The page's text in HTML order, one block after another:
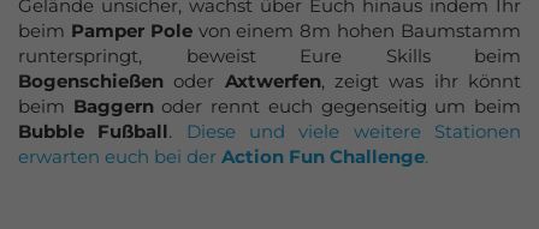
Gelände unsicher, wachst über Euch hinaus indem Ihr
beim Pamper Polevon einem 8m hohen Baumstamm
runterspringt, beweist Eure Skills beim
Bogenschießen oder Axtwerfen, zeigt was ihr könnt
beim Baggern oder rennt euch gegenseitig um beim
Bubble Fußball. Diese und viele weitere Stationen
erwarten euch bei der Action Fun Challenge.